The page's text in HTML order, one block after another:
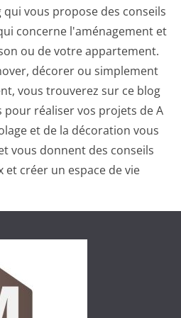
vous propose des conseils
concerne l'aménagement et
ou de votre appartement.
décorer ou simplement
vous trouverez sur ce blog
pour réaliser vos projets de A
et de la décoration vous
vous donnent des conseils
créer un espace de vie